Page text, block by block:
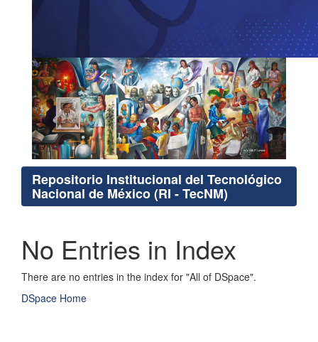
Repositorio Institucional del Tecnológico
Nacional de México (RI - TecNM)
No Entries in Index
There are no entries in the index for "All of DSpace".
DSpace Home